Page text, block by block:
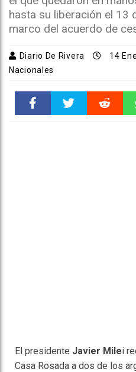
hasta su liberación el 13
marco del acuerdo de
Diario De Rivera 14
Nacionales
El presidente Javier Milei
Casa Rosada a dos de los